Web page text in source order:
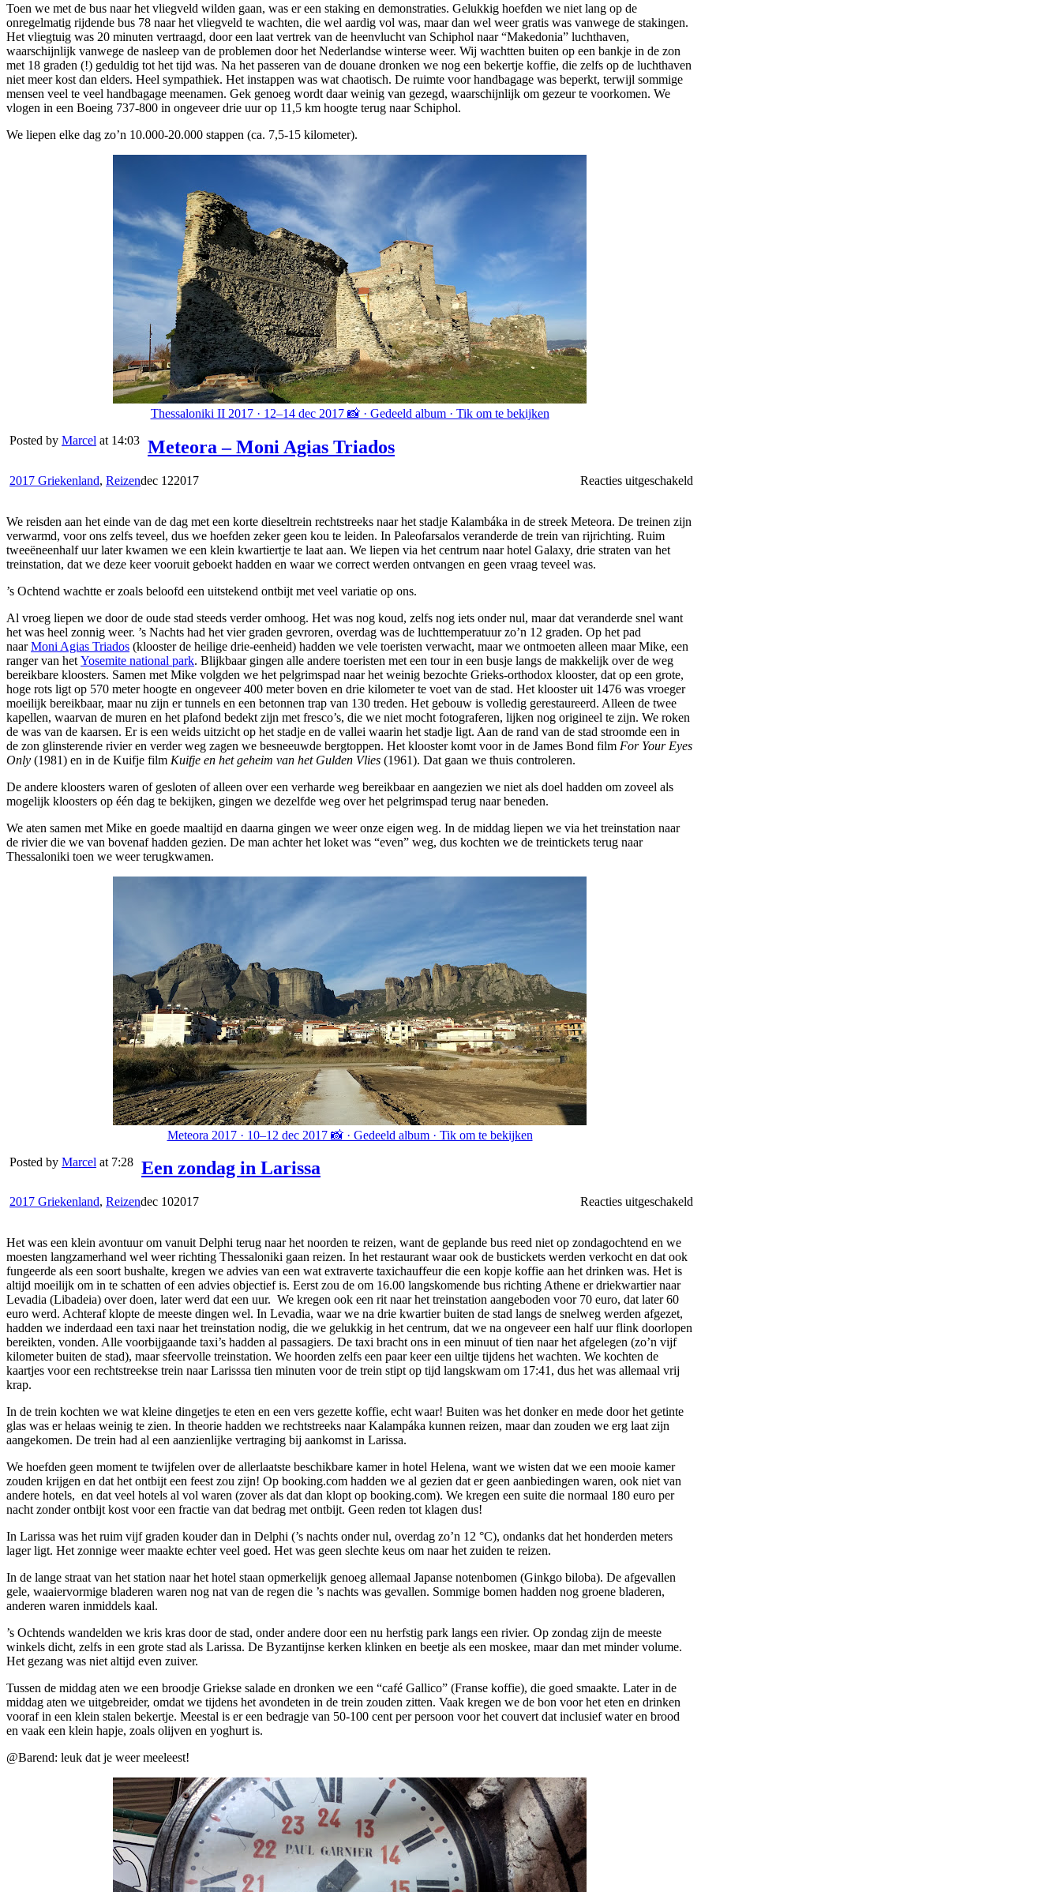
Toen we met de bus naar het vliegveld wilden gaan, was er een staking en demonstraties. Gelukkig hoefden we niet lang op de
onregelmatig rijdende bus 78 naar het vliegveld te wachten, die wel aardig vol was, maar dan wel weer gratis was vanwege de stakingen.
Het vliegtuig was 20 minuten vertraagd, door een laat vertrek van de heenvlucht van Schiphol naar “Makedonia” luchthaven,
waarschijnlijk vanwege de nasleep van de problemen door het Nederlandse winterse weer. Wij wachtten buiten op een bankje in de zon
met 18 graden (!) geduldig tot het tijd was. Na het passeren van de douane dronken we nog een bekertje koffie, die zelfs op de luchthaven
niet meer kost dan elders. Heel sympathiek. Het instappen was wat chaotisch. De ruimte voor handbagage was beperkt, terwijl sommige
mensen veel te veel handbagage meenamen. Gek genoeg wordt daar weinig van gezegd, waarschijnlijk om gezeur te voorkomen. We
vlogen in een Boeing 737-800 in ongeveer drie uur op 11,5 km hoogte terug naar Schiphol.
We liepen elke dag zo’n 10.000-20.000 stappen (ca. 7,5-15 kilometer).
Thessaloniki II 2017 · 12–14 dec 2017 📸 · Gedeeld album · Tik om te bekijken
Posted by Marcel at 14:03 Meteora – Moni Agias Triados
2017 Griekenland, Reizen Reacties uitgeschakeld
dec 122017
We reisden aan het einde van de dag met een korte dieseltrein rechtstreeks naar het stadje Kalambáka in de streek Meteora. De treinen zijn
verwarmd, voor ons zelfs teveel, dus we hoefden zeker geen kou te leiden. In Paleofarsalos veranderde de trein van rijrichting. Ruim
tweeëneenhalf uur later kwamen we een klein kwartiertje te laat aan. We liepen via het centrum naar hotel Galaxy, drie straten van het
treinstation, dat we deze keer vooruit geboekt hadden en waar we correct werden ontvangen en geen vraag teveel was.
’s Ochtend wachtte er zoals beloofd een uitstekend ontbijt met veel variatie op ons.
Al vroeg liepen we door de oude stad steeds verder omhoog. Het was nog koud, zelfs nog iets onder nul, maar dat veranderde snel want
het was heel zonnig weer. ’s Nachts had het vier graden gevroren, overdag was de luchttemperatuur zo’n 12 graden. Op het pad
naarMoni Agias Triados (klooster de heilige drie-eenheid) hadden we vele toeristen verwacht, maar we ontmoeten alleen maar Mike, een
ranger van het Yosemite national park. Blijkbaar gingen alle andere toeristen met een tour in een busje langs de makkelijk over de weg
bereikbare kloosters. Samen met Mike volgden we het pelgrimspad naar het weinig bezochte Grieks-orthodox klooster, dat op een grote,
hoge rots ligt op 570 meter hoogte en ongeveer 400 meter boven en drie kilometer te voet van de stad. Het klooster uit 1476 was vroeger
moeilijk bereikbaar, maar nu zijn er tunnels en een betonnen trap van 130 treden. Het gebouw is volledig gerestaureerd. Alleen de twee
kapellen, waarvan de muren en het plafond bedekt zijn met fresco’s, die we niet mocht fotograferen, lijken nog origineel te zijn. We roken
de was van de kaarsen. Er is een weids uitzicht op het stadje en de vallei waarin het stadje ligt. Aan de rand van de stad stroomde een in
de zon glinsterende rivier en verder weg zagen we besneeuwde bergtoppen. Het klooster komt voor in de James Bond film For Your Eyes
Only (1981) en in de Kuifje film Kuifje en het geheim van het Gulden Vlies (1961). Dat gaan we thuis controleren.
De andere kloosters waren of gesloten of alleen over een verharde weg bereikbaar en aangezien we niet als doel hadden om zoveel als
mogelijk kloosters op één dag te bekijken, gingen we dezelfde weg over het pelgrimspad terug naar beneden.
We aten samen met Mike en goede maaltijd en daarna gingen we weer onze eigen weg. In de middag liepen we via het treinstation naar
de rivier die we van bovenaf hadden gezien. De man achter het loket was “even” weg, dus kochten we de treintickets terug naar
Thessaloniki toen we weer terugkwamen.
Meteora 2017 · 10–12 dec 2017 📸 · Gedeeld album · Tik om te bekijken
Posted by Marcel at 7:28 Een zondag in Larissa
2017 Griekenland, Reizen Reacties uitgeschakeld
dec 102017
Het was een klein avontuur om vanuit Delphi terug naar het noorden te reizen, want de geplande bus reed niet op zondagochtend en we
moesten langzamerhand wel weer richting Thessaloniki gaan reizen. In het restaurant waar ook de bustickets werden verkocht en dat ook
fungeerde als een soort bushalte, kregen we advies van een wat extraverte taxichauffeur die een kopje koffie aan het drinken was. Het is
altijd moeilijk om in te schatten of een advies objectief is. Eerst zou de om 16.00 langskomende bus richting Athene er driekwartier naar
Levadia (Libadeia) over doen, later werd dat een uur. We kregen ook een rit naar het treinstation aangeboden voor 70 euro, dat later 60
euro werd. Achteraf klopte de meeste dingen wel. In Levadia, waar we na drie kwartier buiten de stad langs de snelweg werden afgezet,
hadden we inderdaad een taxi naar het treinstation nodig, die we gelukkig in het centrum, dat we na ongeveer een half uur flink doorlopen
bereikten, vonden. Alle voorbijgaande taxi’s hadden al passagiers. De taxi bracht ons in een minuut of tien naar het afgelegen (zo’n vijf
kilometer buiten de stad), maar sfeervolle treinstation. We hoorden zelfs een paar keer een uiltje tijdens het wachten. We kochten de
kaartjes voor een rechtstreekse trein naar Larisssa tien minuten voor de trein stipt op tijd langskwam om 17:41, dus het was allemaal vrij
krap.
In de trein kochten we wat kleine dingetjes te eten en een vers gezette koffie, echt waar! Buiten was het donker en mede door het getinte
glas was er helaas weinig te zien. In theorie hadden we rechtstreeks naar Kalampáka kunnen reizen, maar dan zouden we erg laat zijn
aangekomen. De trein had al een aanzienlijke vertraging bij aankomst in Larissa.
We hoefden geen moment te twijfelen over de allerlaatste beschikbare kamer in hotel Helena, want we wisten dat we een mooie kamer
zouden krijgen en dat het ontbijt een feest zou zijn! Op booking.com hadden we al gezien dat er geen aanbiedingen waren, ook niet van
andere hotels, en dat veel hotels al vol waren (zover als dat dan klopt op booking.com). We kregen een suite die normaal 180 euro per
nacht zonder ontbijt kost voor een fractie van dat bedrag met ontbijt. Geen reden tot klagen dus!
In Larissa was het ruim vijf graden kouder dan in Delphi (’s nachts onder nul, overdag zo’n 12 °C), ondanks dat het honderden meters
lager ligt. Het zonnige weer maakte echter veel goed. Het was geen slechte keus om naar het zuiden te reizen.
In de lange straat van het station naar het hotel staan opmerkelijk genoeg allemaal Japanse notenbomen (Ginkgo biloba). De afgevallen
gele, waaiervormige bladeren waren nog nat van de regen die ’s nachts was gevallen. Sommige bomen hadden nog groene bladeren,
anderen waren inmiddels kaal.
’s Ochtends wandelden we kris kras door de stad, onder andere door een nu herfstig park langs een rivier. Op zondag zijn de meeste
winkels dicht, zelfs in een grote stad als Larissa. De Byzantijnse kerken klinken en beetje als een moskee, maar dan met minder volume.
Het gezang was niet altijd even zuiver.
Tussen de middag aten we een broodje Griekse salade en dronken we een “café Gallico” (Franse koffie), die goed smaakte. Later in de
middag aten we uitgebreider, omdat we tijdens het avondeten in de trein zouden zitten. Vaak kregen we de bon voor het eten en drinken
vooraf in een klein stalen bekertje. Meestal is er een bedragje van 50-100 cent per persoon voor het couvert dat inclusief water en brood
en vaak een klein hapje, zoals olijven en yoghurt is.
@Barend: leuk dat je weer meeleest!